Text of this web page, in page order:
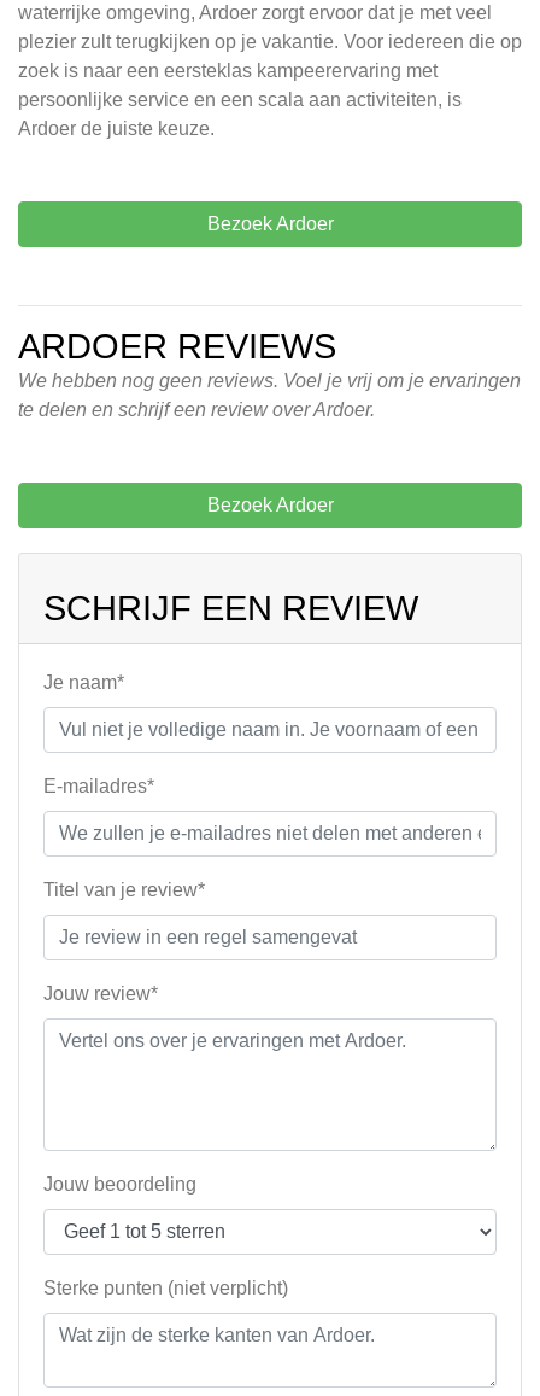
waterrijke omgeving, Ardoer zorgt ervoor dat je met veel
plezier zult terugkijken op je vakantie. Voor iedereen die op
zoek is naar een eersteklas kampeerervaring met
persoonlijke service en een scala aan activiteiten, is
Ardoer de juiste keuze.
Bezoek Ardoer
ARDOER REVIEWS
We hebben nog geen reviews. Voel je vrij om je ervaringen
te delen en schrijf een review over Ardoer.
Bezoek Ardoer
SCHRIJF EEN REVIEW
Je naam*
E-mailadres*
Titel van je review*
Jouw review*
Jouw beoordeling
Sterke punten (niet verplicht)